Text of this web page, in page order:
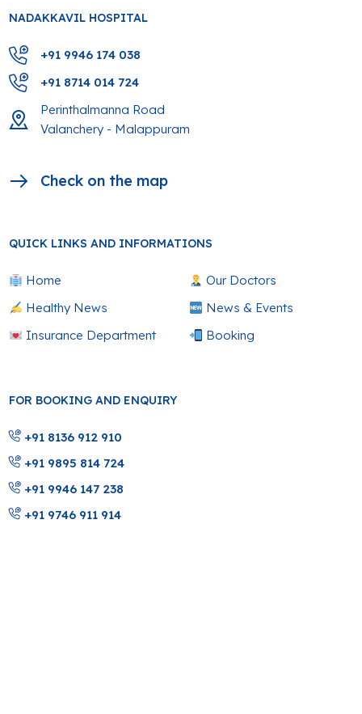
NADAKKAVIL HOSPITAL
+91 9946 174 038
+91 8714 014 724
Perinthalmanna Road
Valanchery - Malappuram
Check on the map
QUICK LINKS AND INFORMATIONS
Home
Our Doctors
Healthy News
News & Events
Insurance Department
Booking
FOR BOOKING AND ENQUIRY
+91 8136 912 910
+91 9895 814 724
+91 9946 147 238
+91 9746 911 914